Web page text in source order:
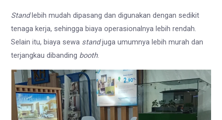
Standlebih mudah dipasang dan digunakan dengan sedikit
tenaga kerja, sehingga biaya operasionalnya lebih rendah.
Selain itu, biaya sewa standjuga umumnya lebih murah dan
terjangkau dibanding booth.